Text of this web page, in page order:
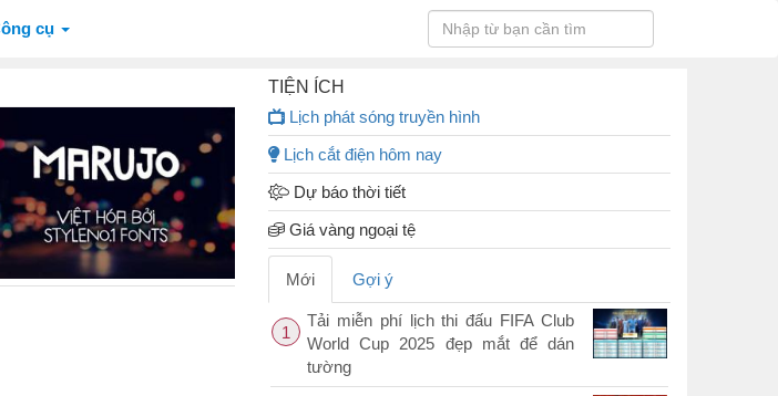
cụ
TIỆN ÍCH
Lịch phát sóng truyền hình
Lịch cắt điện hôm nay
Dự báo thời tiết
Giá vàng ngoại tệ
Mới Gợi ý
1
Tải miễn phí lịch thi đấu FIFA Club
World Cup 2025 đẹp mắt để dán
tường